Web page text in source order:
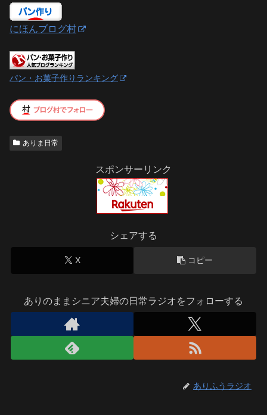
にほんブログ村
パン・お菓子作りランキング
ありま日常
スポンサーリンク
シェアする
X コピー
ありのままシニア夫婦の日常ラジオをフォローする
ありふうラジオ